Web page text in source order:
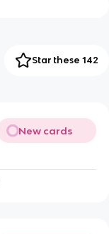
Star these 142
New cards